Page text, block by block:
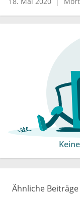
Ähnliche Beiträge